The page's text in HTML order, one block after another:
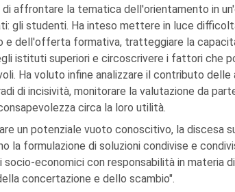
affrontare la tematica dell'orientamento in
gli studenti. Ha inteso mettere in luce
e dell'offerta formativa, tratteggiare la
istituti superiori e circoscrivere i fattori che
Ha voluto infine analizzare il contributo
di incisività, monitorare la valutazione da
circa la loro utilità.
un potenziale vuoto conoscitivo, la discesa
la formulazione di soluzioni condivise e
socio-economici con responsabilità in materia
concertazione e dello scambio".